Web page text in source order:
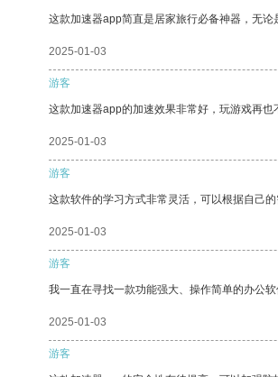
这款加速器app简直是居家旅行必备神器，无论
2025-01-03
游客
这款加速器app的加速效果非常好，玩游戏再
2025-01-03
游客
这款软件的学习方式非常灵活，可以根据自己的
2025-01-03
游客
我一直在寻找一款功能强大、操作简单的办公
2025-01-03
游客